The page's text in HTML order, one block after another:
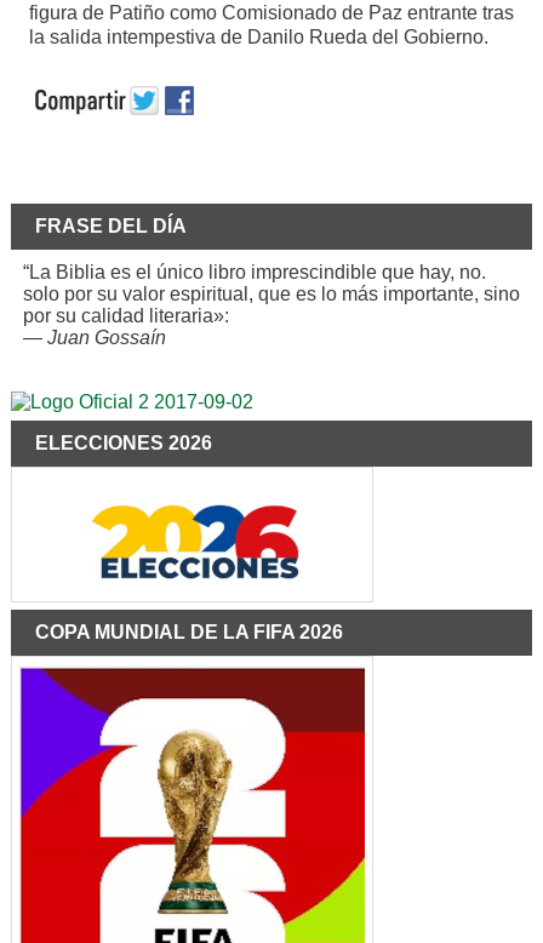
figura de Patiño como Comisionado de Paz entrante tras
la salida intempestiva de Danilo Rueda del Gobierno.
FRASE DEL DÍA
“La Biblia es el único libro imprescindible que hay, no.
solo por su valor espiritual, que es lo más importante, sino
por su calidad literaria»:
— Juan Gossaín
ELECCIONES 2026
COPA MUNDIAL DE LA FIFA 2026